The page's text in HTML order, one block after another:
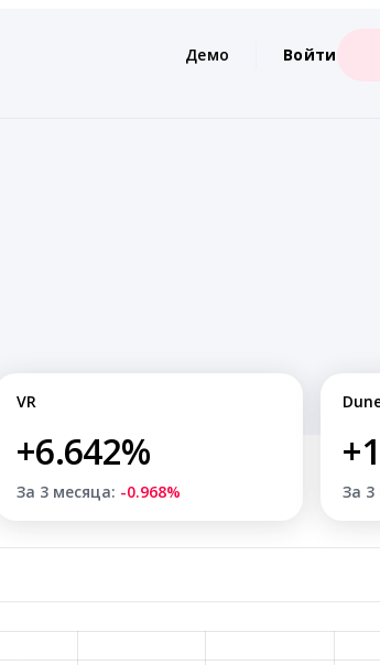
Демо Войти
VR
+6.642%
За 3 месяца: -0.968% За 3